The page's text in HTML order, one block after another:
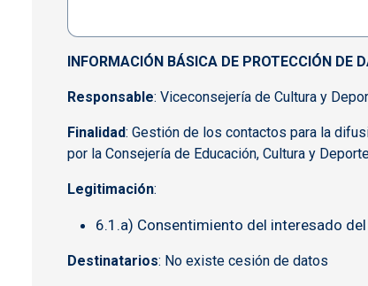
INFORMACIÓN BÁSICA DE PROTECCIÓN DE
Responsable: Viceconsejería de Cultura y
Finalidad: Gestión de los contactos para la
por la Consejería de Educación, Cultura y
Legitimación:
6.1.a) Consentimiento del interesado
Destinatarios: No existe cesión de datos